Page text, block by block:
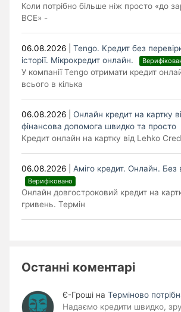
Коли потрібно більше ніж просто «до
ВСЕ» -
06.08.2026 |Tengo. Кредит без
історії. Мікрокредит онлайн.
У компанії Tengo отримати кредит
всього в кілька
06.08.2026 |Онлайн кредит на картку
фінансова допомога швидко та просто
Кредит онлайн на картку від Lehko
06.08.2026 Аміго кредит. Онлайн. Без
Верифіковано
Онлайн довгостроковий кредит на
гривень. Термін
Останні коментарі
Є-Гроші на Терміново
Надаємо кредити швидко,